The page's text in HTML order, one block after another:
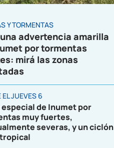
Y TORMENTAS
advertencia amarilla
por tormentas
mirá las zonas
EL JUEVES 6
especial de Inumet por
muy fuertes,
severas, y un ciclón